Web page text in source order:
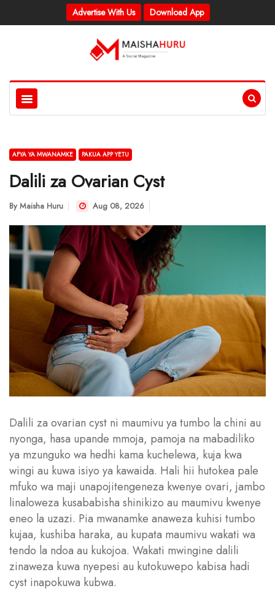
Advertise With Us Download App
AFYA YA MWANAMKE PAKUA APP YETU
Dalili za Ovarian Cyst
By Maisha Huru Aug 08, 2026
Dalili za ovarian cyst ni maumivu ya tumbo la chini au
nyonga, hasa upande mmoja, pamoja na mabadiliko
ya mzunguko wa hedhi kama kuchelewa, kuja kwa
wingi au kuwa isiyo ya kawaida. Hali hii hutokea pale
mfuko wa maji unapojitengeneza kwenye ovari, jambo
linaloweza kusababisha shinikizo au maumivu kwenye
eneo la uzazi. Pia mwanamke anaweza kuhisi tumbo
kujaa, kushiba haraka, au kupata maumivu wakati wa
tendo la ndoa au kukojoa. Wakati mwingine dalili
zinaweza kuwa nyepesi au kutokuwepo kabisa hadi
cyst inapokuwa kubwa.